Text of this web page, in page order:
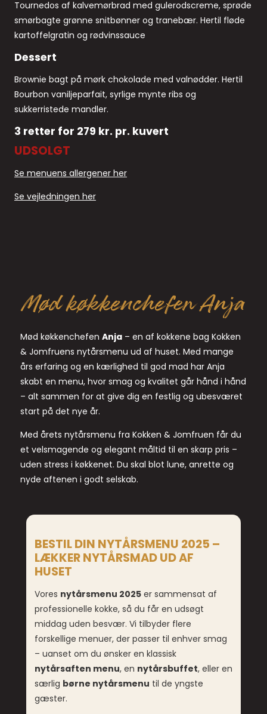
Tournedos af kalvemørbrad med gulerodscreme, sprøde
smørbagte grønne snitbønner og tranebær. Hertil fløde
kartoffelgratin og rødvinssauce
Dessert
Brownie bagt på mørk chokolade med valnødder. Hertil
Bourbon vaniljeparfait, syrlige mynte ribs og
sukkerristede mandler.
3 retter for 279 kr. pr. kuvert
UDSOLGT
Se menuens allergener her
Se vejledningen her
Mød køkkenchefen Anja
Mød køkkenchefen Anja – en af kokkene bag Kokken
& Jomfruens nytårsmenu ud af huset. Med mange
års erfaring og en kærlighed til god mad har Anja
skabt en menu, hvor smag og kvalitet går hånd i hånd
– alt sammen for at give dig en festlig og ubesværet
start på det nye år.
Med årets nytårsmenu fra Kokken & Jomfruen får du
et velsmagende og elegant måltid til en skarp pris –
uden stress i køkkenet. Du skal blot lune, anrette og
nyde aftenen i godt selskab.
BESTIL DIN NYTÅRSMENU 2025 –
LÆKKER NYTÅRSMAD UD AF
HUSET
Vores nytårsmenu 2025 er sammensat af
professionelle kokke, så du får en udsøgt
middag uden besvær. Vi tilbyder flere
forskellige menuer, der passer til enhver smag
– uanset om du ønsker en klassisk
nytårsaften menu, en nytårsbuffet, eller en
særlig børne nytårsmenu til de yngste
gæster.